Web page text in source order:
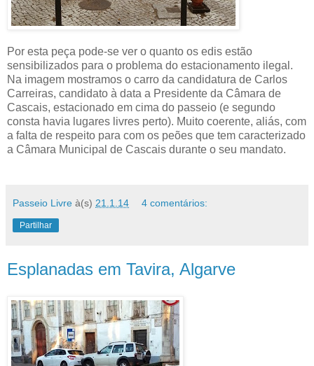
Por esta peça pode-se ver o quanto os edis estão
sensibilizados para o problema do estacionamento ilegal.
Na imagem mostramos o carro da candidatura de Carlos
Carreiras, candidato à data a Presidente da Câmara de
Cascais, estacionado em cima do passeio (e segundo
consta havia lugares livres perto). Muito coerente, aliás, com
a falta de respeito para com os peões que tem caracterizado
a Câmara Municipal de Cascais durante o seu mandato.
Passeio Livre à(s) 21.1.14 4 comentários:
Partilhar
Esplanadas em Tavira, Algarve